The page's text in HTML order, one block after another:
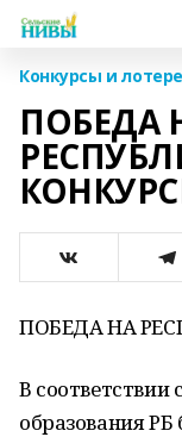
Конкурсы и
ПОБЕДА
ПОБЕДА НА
В
образования